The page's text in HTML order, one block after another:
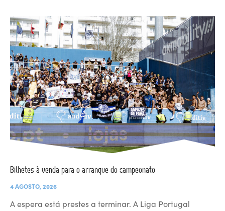
Bilhetes à venda para o arranque do campeonato
4 AGOSTO, 2026
A espera está prestes a terminar. A Liga Portugal